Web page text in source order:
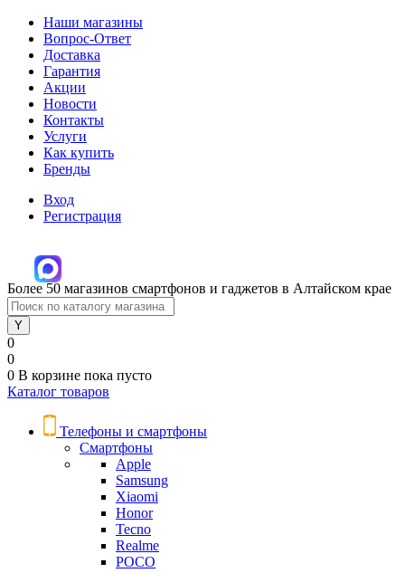
Наши магазины
Вопрос-Ответ
Доставка
Гарантия
Акции
Новости
Контакты
Услуги
Как купить
Бренды
Вход
Регистрация
Более 50 магазинов смартфонов и гаджетов в Алтайском крае
0
0
0 В корзине пока пусто
Каталог товаров
Телефоны и смартфоны
Смартфоны
Apple
Samsung
Xiaomi
Honor
Tecno
Realme
POCO